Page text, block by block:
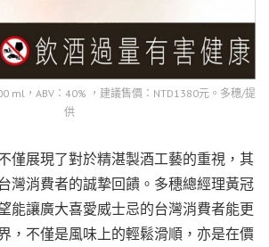
ml，ABV：40% ，建議售價：NTD1380元。多穗/提
供
僅展現了對於精湛製酒工藝的重視，其
灣消費者的誠摯回饋。多穗總經理黃冠
能讓廣大喜愛威士忌的台灣消費者能更
，不僅是風味上的輕鬆滑順，亦是在價